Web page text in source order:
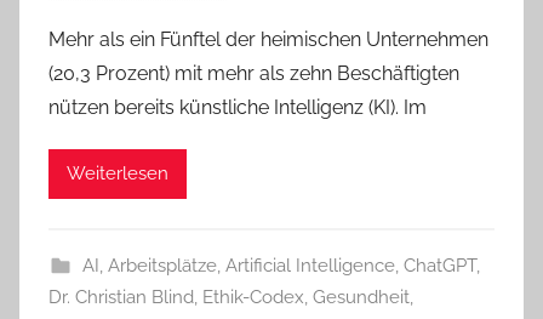
Mehr als ein Fünftel der heimischen Unternehmen
(20,3 Prozent) mit mehr als zehn Beschäftigten
nützen bereits künstliche Intelligenz (KI). Im
Weiterlesen
AI, Arbeitsplätze, Artificial Intelligence, ChatGPT,
Dr. Christian Blind, Ethik-Codex, Gesundheit,